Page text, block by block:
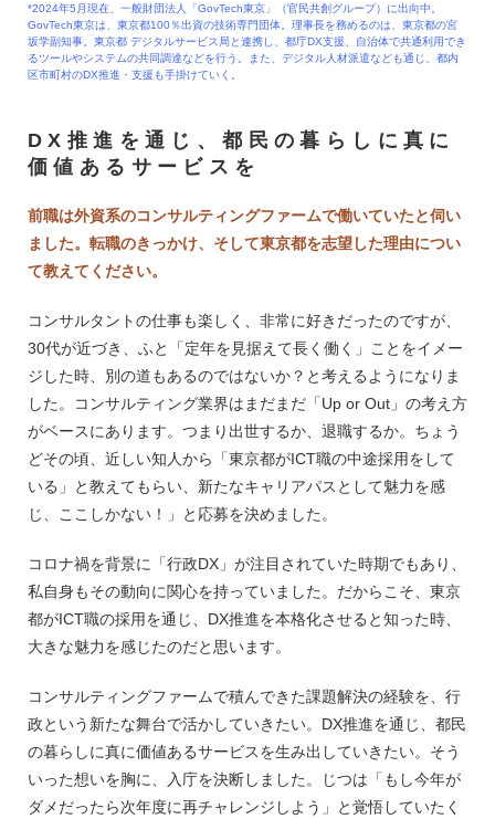
*2024年5月現在、一般財団法人「GovTech東京」（官民共創グループ）に出向中。
GovTech東京は、東京都100％出資の技術専門団体。理事長を務めるのは、東京都の宮
坂学副知事。東京都 デジタルサービス局と連携し、都庁DX支援、自治体で共通利用でき
るツールやシステムの共同調達などを行う。また、デジタル人材派遣なども通じ、都内
区市町村のDX推進・支援も手掛けていく。
DX推進を通じ、都民の暮らしに真に
価値あるサービスを
前職は外資系のコンサルティングファームで働いていたと伺い
ました。転職のきっかけ、そして東京都を志望した理由につい
て教えてください。
コンサルタントの仕事も楽しく、非常に好きだったのですが、
30代が近づき、ふと「定年を見据えて長く働く」ことをイメー
ジした時、別の道もあるのではないか？と考えるようになりま
した。コンサルティング業界はまだまだ「Up or Out」の考え方
がベースにあります。つまり出世するか、退職するか。ちょう
どその頃、近しい知人から「東京都がICT職の中途採用をして
いる」と教えてもらい、新たなキャリアパスとして魅力を感
じ、ここしかない！」と応募を決めました。
コロナ禍を背景に「行政DX」が注目されていた時期でもあり、
私自身もその動向に関心を持っていました。だからこそ、東京
都がICT職の採用を通じ、DX推進を本格化させると知った時、
大きな魅力を感じたのだと思います。
コンサルティングファームで積んできた課題解決の経験を、行
政という新たな舞台で活かしていきたい。DX推進を通じ、都民
の暮らしに真に価値あるサービスを生み出していきたい。そう
いった想いを胸に、入庁を決断しました。じつは「もし今年が
ダメだったら次年度に再チャレンジしよう」と覚悟していたく